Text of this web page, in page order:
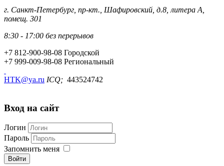
г. Санкт-Петербург, пр-кт., Шафировский, д.8, литера А,
помещ. 301
8:30 - 17:00 без перерывов
+7 812-900-98-08 Городской
+7 999-009-98-08 Региональный
HTK@ya.ru ICQ; 443524742
Вход на сайт
Логин
Пароль
Запомнить меня
Войти